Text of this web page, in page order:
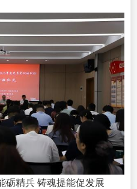
砺精兵 铸魂提能促发展